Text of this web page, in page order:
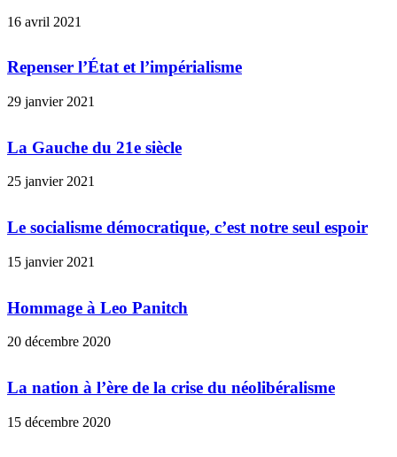
16 avril 2021
Repenser l’État et l’impérialisme
29 janvier 2021
La Gauche du 21e siècle
25 janvier 2021
Le socialisme démocratique, c’est notre seul espoir
15 janvier 2021
Hommage à Leo Panitch
20 décembre 2020
La nation à l’ère de la crise du néolibéralisme
15 décembre 2020